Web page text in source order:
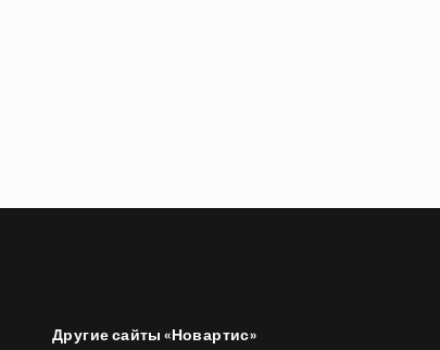
Другие сайты «Новартис»